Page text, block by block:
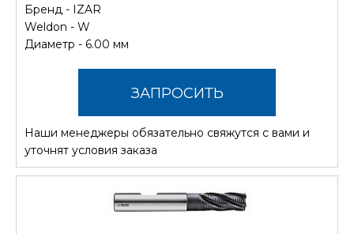
Бренд - IZAR
Weldon - W
Диаметр - 6.00 мм
ЗАПРОСИТЬ
СТОИМОСТЬ
Наши менеджеры обязательно свяжутся с вами и
уточнят условия заказа